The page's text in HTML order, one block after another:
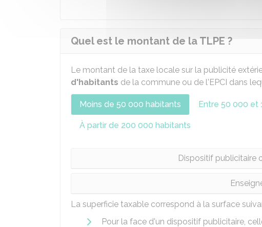
Quel est le montant de la TLPE ?
Le montant de la taxe locale sur la publicité
d'habitants de la commune ou de l'EPCI dans
Moins de 50 000 habitants Entre 50 000 et
À partir de 200 000 habitants
Dispositif publicitaire
La superficie taxable correspond à la surface
Pour la face d'un dispositif publicitaire,